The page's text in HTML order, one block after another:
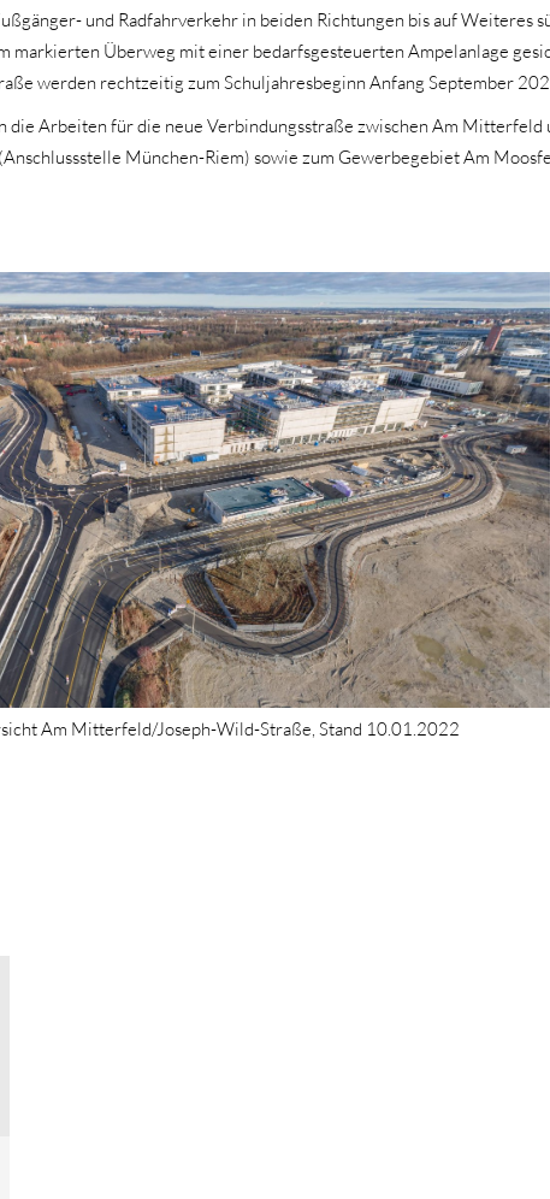
und Radfahrverkehr in beiden Richtungen bis auf Weiteres
Überweg mit einer bedarfsgesteuerten Ampelanlage
werden rechtzeitig zum Schuljahresbeginn Anfang September
Arbeiten für die neue Verbindungsstraße zwischen Am Mitterfeld
München-Riem) sowie zum Gewerbegebiet Am
Am Mitterfeld/Joseph-Wild-Straße, Stand 10.01.2022